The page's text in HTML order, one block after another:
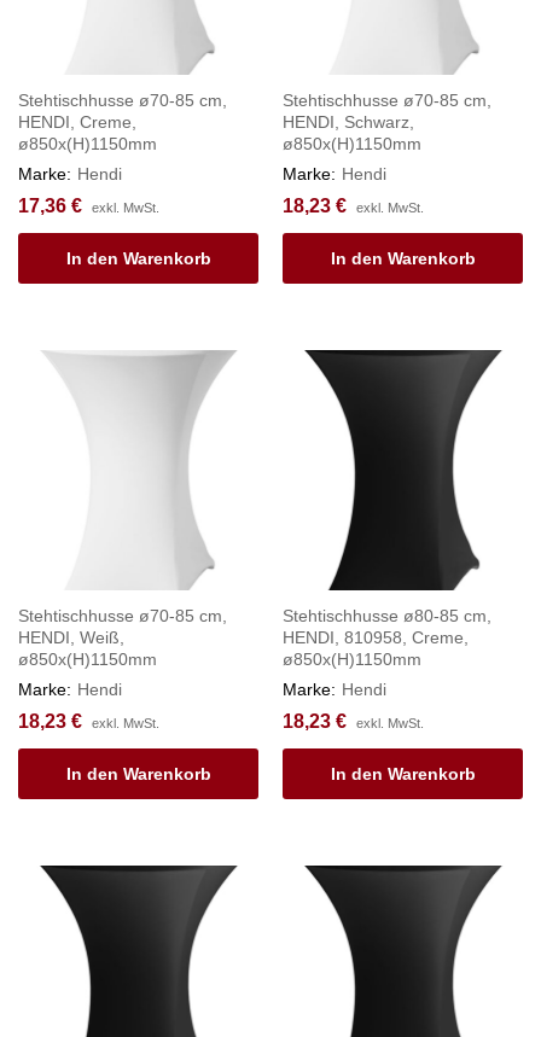
Stehtischhusse ø70-85 cm,
HENDI, Creme,
ø850x(H)1150mm
Marke: Hendi
17,36 € exkl. MwSt.
In den Warenkorb
Stehtischhusse ø70-85 cm,
HENDI, Schwarz,
ø850x(H)1150mm
Marke: Hendi
18,23 € exkl. MwSt.
In den Warenkorb
Stehtischhusse ø70-85 cm,
HENDI, Weiß,
ø850x(H)1150mm
Marke: Hendi
18,23 € exkl. MwSt.
In den Warenkorb
Stehtischhusse ø80-85 cm,
HENDI, 810958, Creme,
ø850x(H)1150mm
Marke: Hendi
18,23 € exkl. MwSt.
In den Warenkorb